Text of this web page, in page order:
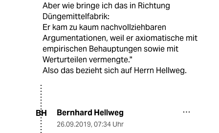
Aber wie bringe ich das in Richtung
Düngemittelfabrik:
Er kam zu kaum nachvollziehbaren
Argumentationen, weil er axiomatische mit
empirischen Behauptungen sowie mit
Werturteilen vermengte."
Also das bezieht sich auf Herrn Hellweg.
BH Bernhard Hellweg
26.09.2019, 07:34 Uhr